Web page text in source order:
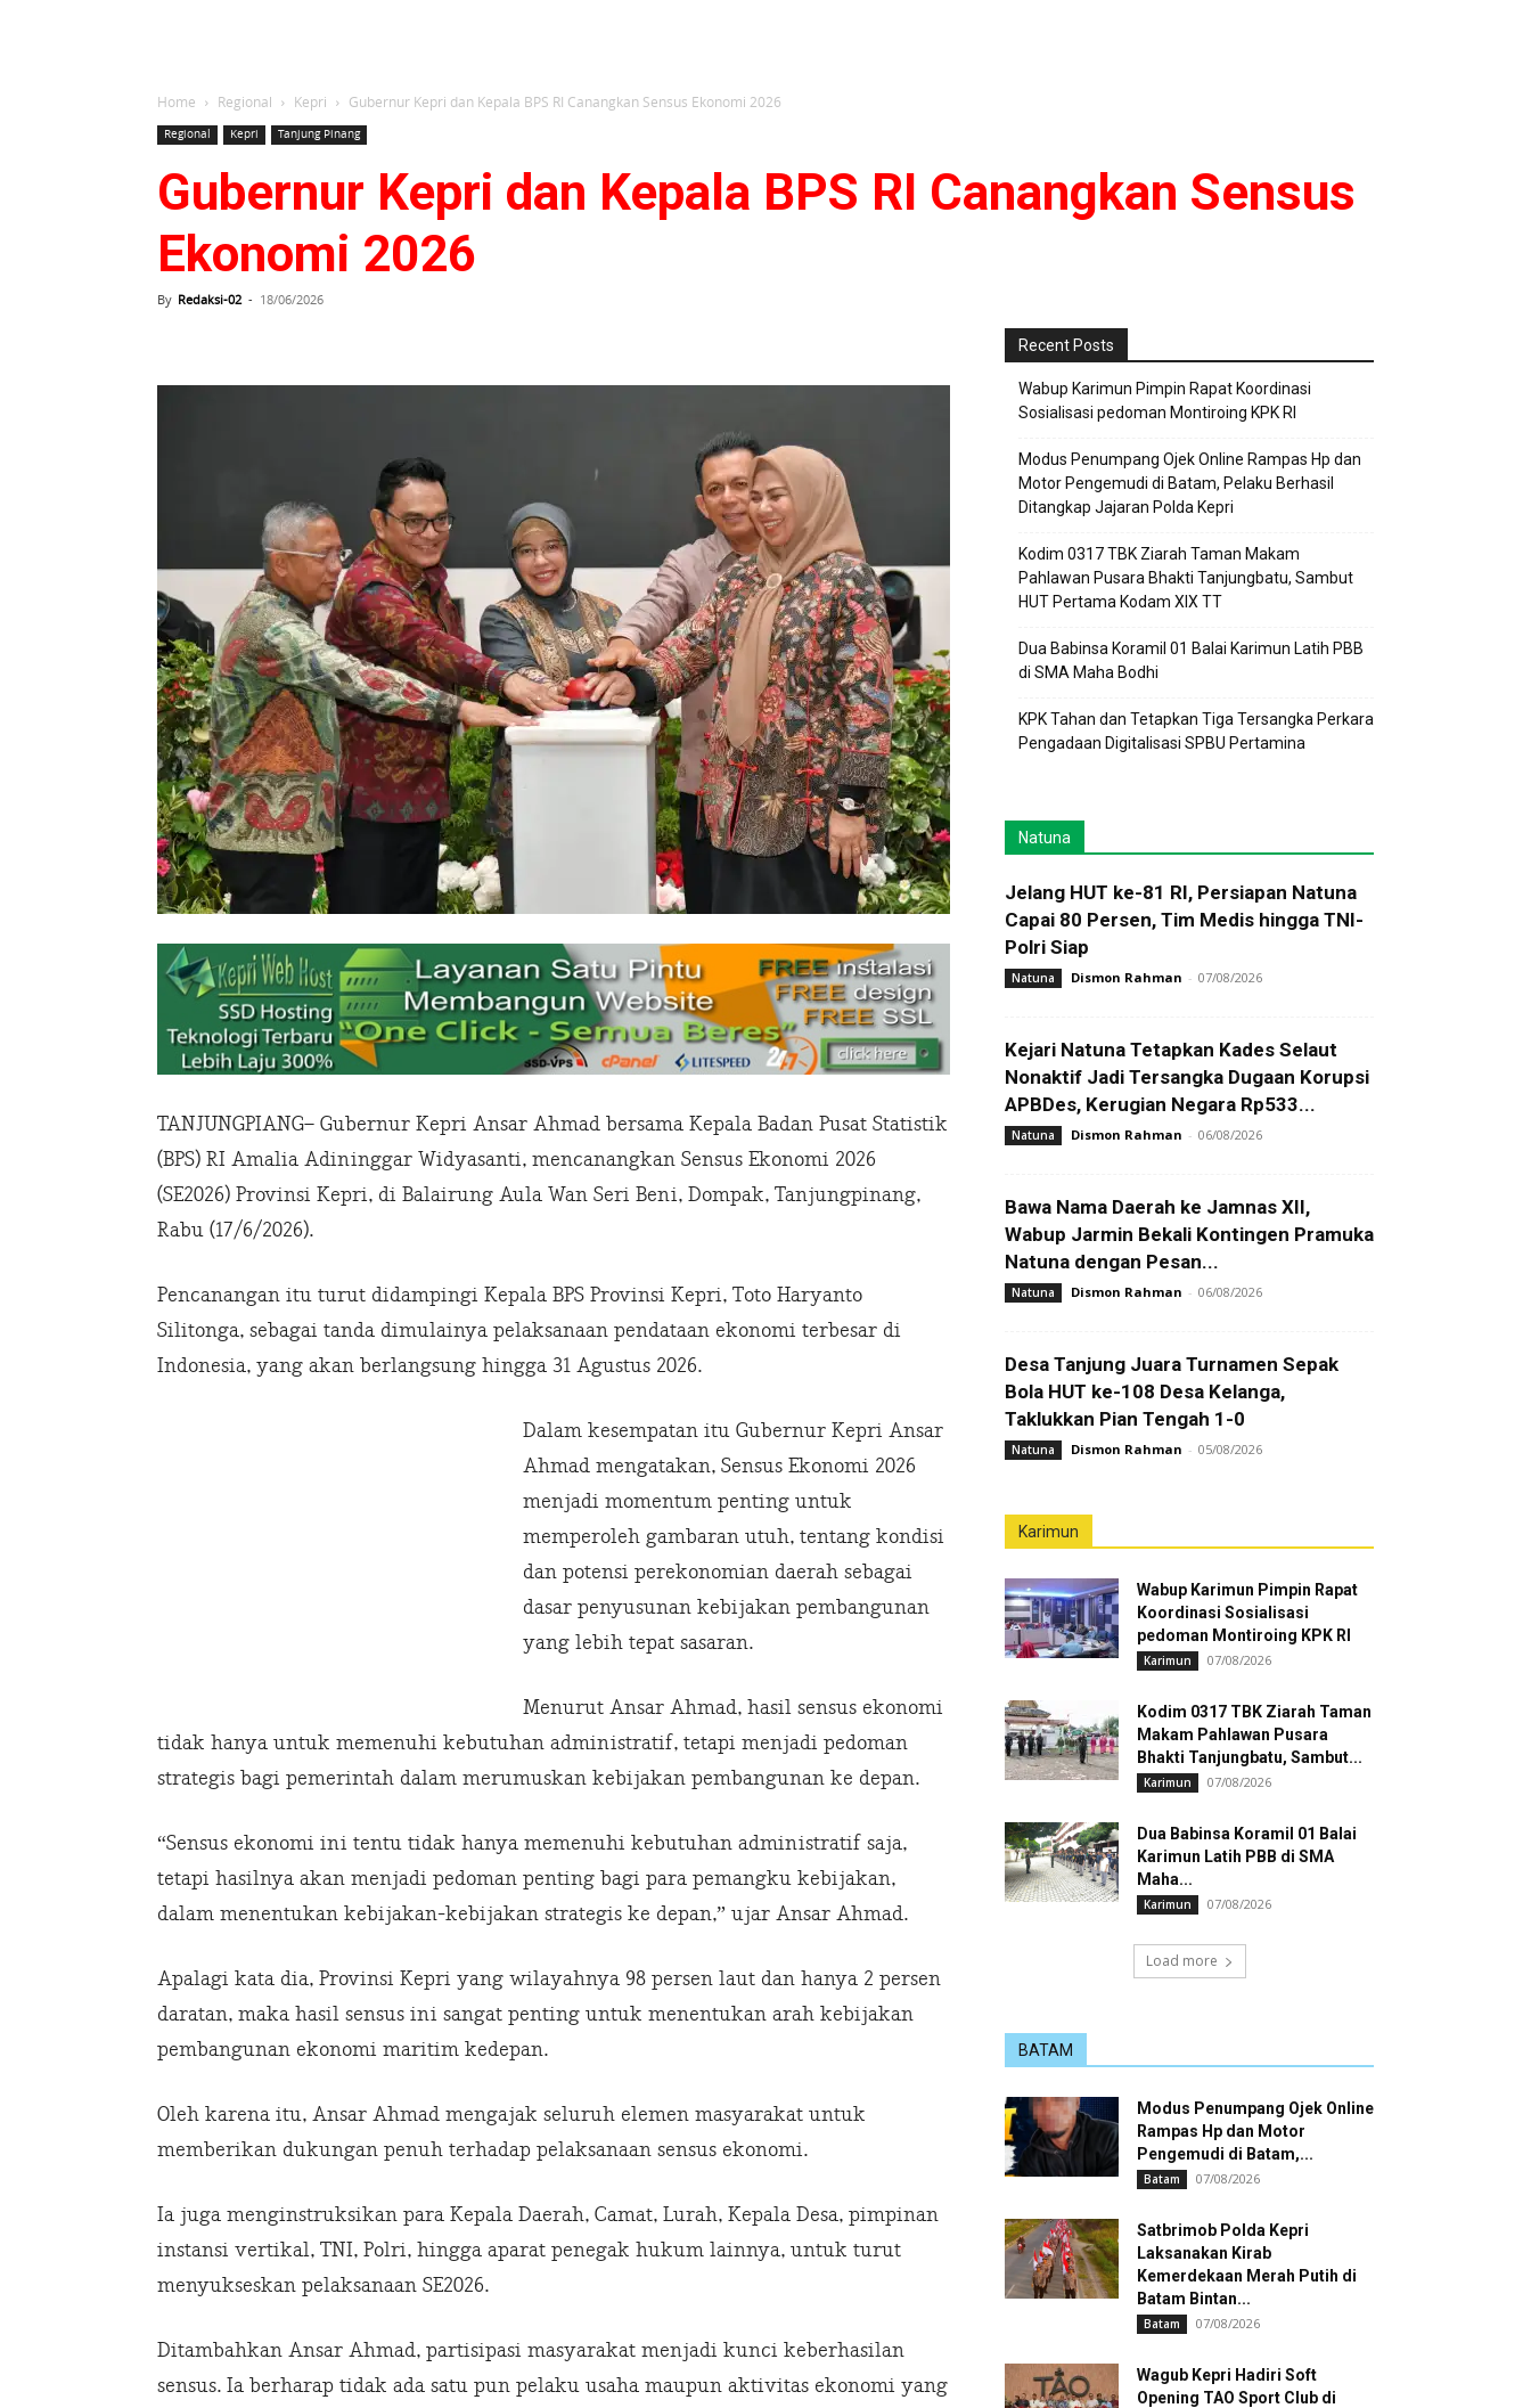
Home Regional Kepri Gubernur Kepri dan Kepala BPS RI Canangkan Sensus Ekonomi 2026
Regional Kepri Tanjung Pinang
Gubernur Kepri dan Kepala BPS RI Canangkan Sensus
Ekonomi 2026
By Redaksi-02 - 18/06/2026
TANJUNGPIANG– Gubernur Kepri Ansar Ahmad bersama Kepala Badan Pusat Statistik
(BPS) RI Amalia Adininggar Widyasanti, mencanangkan Sensus Ekonomi 2026
(SE2026) Provinsi Kepri, di Balairung Aula Wan Seri Beni, Dompak, Tanjungpinang,
Rabu (17/6/2026).
Pencanangan itu turut didampingi Kepala BPS Provinsi Kepri, Toto Haryanto
Silitonga, sebagai tanda dimulainya pelaksanaan pendataan ekonomi terbesar di
Indonesia, yang akan berlangsung hingga 31 Agustus 2026.
Dalam kesempatan itu Gubernur Kepri Ansar
Ahmad mengatakan, Sensus Ekonomi 2026
menjadi momentum penting untuk
memperoleh gambaran utuh, tentang kondisi
dan potensi perekonomian daerah sebagai
dasar penyusunan kebijakan pembangunan
yang lebih tepat sasaran.
Menurut Ansar Ahmad, hasil sensus ekonomi
tidak hanya untuk memenuhi kebutuhan administratif, tetapi menjadi pedoman
strategis bagi pemerintah dalam merumuskan kebijakan pembangunan ke depan.
“Sensus ekonomi ini tentu tidak hanya memenuhi kebutuhan administratif saja,
tetapi hasilnya akan menjadi pedoman penting bagi para pemangku kebijakan,
dalam menentukan kebijakan-kebijakan strategis ke depan,” ujar Ansar Ahmad.
Apalagi kata dia, Provinsi Kepri yang wilayahnya 98 persen laut dan hanya 2 persen
daratan, maka hasil sensus ini sangat penting untuk menentukan arah kebijakan
pembangunan ekonomi maritim kedepan.
Oleh karena itu, Ansar Ahmad mengajak seluruh elemen masyarakat untuk
memberikan dukungan penuh terhadap pelaksanaan sensus ekonomi.
Ia juga menginstruksikan para Kepala Daerah, Camat, Lurah, Kepala Desa, pimpinan
instansi vertikal, TNI, Polri, hingga aparat penegak hukum lainnya, untuk turut
menyukseskan pelaksanaan SE2026.
Ditambahkan Ansar Ahmad, partisipasi masyarakat menjadi kunci keberhasilan
sensus. Ia berharap tidak ada satu pun pelaku usaha maupun aktivitas ekonomi yang
Recent Posts
Wabup Karimun Pimpin Rapat Koordinasi
Sosialisasi pedoman Montiroing KPK RI
Modus Penumpang Ojek Online Rampas Hp dan
Motor Pengemudi di Batam, Pelaku Berhasil
Ditangkap Jajaran Polda Kepri
Kodim 0317 TBK Ziarah Taman Makam
Pahlawan Pusara Bhakti Tanjungbatu, Sambut
HUT Pertama Kodam XIX TT
Dua Babinsa Koramil 01 Balai Karimun Latih PBB
di SMA Maha Bodhi
KPK Tahan dan Tetapkan Tiga Tersangka Perkara
Pengadaan Digitalisasi SPBU Pertamina
Natuna
Jelang HUT ke-81 RI, Persiapan Natuna
Capai 80 Persen, Tim Medis hingga TNI-
Polri Siap
Natuna Dismon Rahman - 07/08/2026
Kejari Natuna Tetapkan Kades Selaut
Nonaktif Jadi Tersangka Dugaan Korupsi
APBDes, Kerugian Negara Rp533...
Natuna Dismon Rahman - 06/08/2026
Bawa Nama Daerah ke Jamnas XII,
Wabup Jarmin Bekali Kontingen Pramuka
Natuna dengan Pesan...
Natuna Dismon Rahman - 06/08/2026
Desa Tanjung Juara Turnamen Sepak
Bola HUT ke-108 Desa Kelanga,
Taklukkan Pian Tengah 1-0
Natuna Dismon Rahman - 05/08/2026
Karimun
Wabup Karimun Pimpin Rapat
Koordinasi Sosialisasi
pedoman Montiroing KPK RI
Karimun 07/08/2026
Kodim 0317 TBK Ziarah Taman
Makam Pahlawan Pusara
Bhakti Tanjungbatu, Sambut...
Karimun 07/08/2026
Dua Babinsa Koramil 01 Balai
Karimun Latih PBB di SMA
Maha...
Karimun 07/08/2026
Load more
BATAM
Modus Penumpang Ojek Online
Rampas Hp dan Motor
Pengemudi di Batam,...
Batam 07/08/2026
Satbrimob Polda Kepri
Laksanakan Kirab
Kemerdekaan Merah Putih di
Batam Bintan...
Batam 07/08/2026
Wagub Kepri Hadiri Soft
Opening TAO Sport Club di